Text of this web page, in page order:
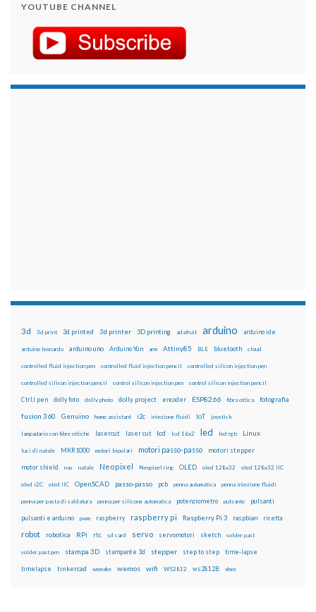
YOUTUBE CHANNEL
3d 3d print 3d printed 3d printer 3D printing adafruit arduino arduino ide
arduino leonardo arduino uno Arduino Yún arm Attiny85 BLE bluetooth cloud
controlled fluid injection pen controlled fluid injection pencil controlled silicon injection pen
controlled silicon injection pencil control silicon injection pen control silicon injection pencil
CtrlJ pen dolly foto dolly photo dolly project encoder ESP8266 fibra ottica fotografia
fusion 360 Genuino home assistant i2c iniezione fluidi IoT joystick
lampadario con fibre ottiche lasercut laser cut lcd lcd 16x2 led led rgb Linux
luci di natale MKR1000 motori bipolari motori passo-passo motori stepper
motor shield nas natale Neopixel Neopixel ring OLED oled 128x32 oled 128x32 IIC
oled i2C oled IIC OpenSCAD passo-passo pcb penna automatica penna iniezione fluidi
penna per pasta di saldatura penna per silicone automatica potenziometro pulsante pulsanti
pulsanti e arduino pwm raspberry raspberry pi Raspberry Pi 3 raspbian ricetta
robot robotica RPi rtc sd card servo servomotori sketch solder past
solder past pen stampa 3D stampante 3d stepper step to step time-lapse
timelapse tinkercad wemake wemos wifi WS2812 ws2812B xbee